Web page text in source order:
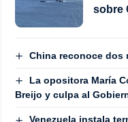
sobre
China reconoce dos
La opositora María
Breijo y culpa al
Venezuela instala